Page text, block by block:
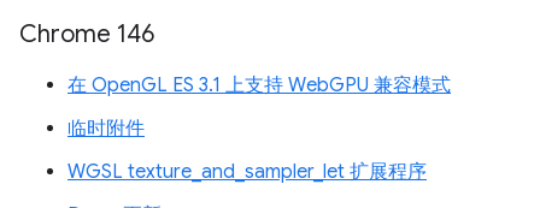
Chrome 146
在 OpenGL ES 3.1 上支持 WebGPU 兼容模式
临时附件
WGSL texture_and_sampler_let 扩展程序